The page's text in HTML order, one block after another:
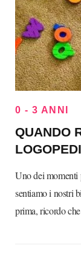
0 - 3 ANNI
QUANDO
Uno dei momenti
sentiamo i nostri
prima, ricordo